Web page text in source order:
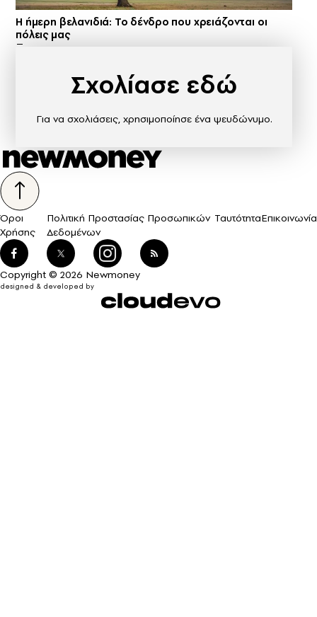
Η ήμερη βελανιδιά: Το δένδρο που χρειάζονται οι
πόλεις μας
Σχολίασε εδώ
Για να σχολιάσεις, χρησιμοποίησε ένα ψευδώνυμο.
Όροι
Χρήσης
Πολιτική Προστασίας Προσωπικών
Δεδομένων
ΤαυτότηταΕπικοινωνία
Copyright © 2026 Newmoney
designed & developed by